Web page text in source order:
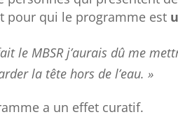
pour qui le programme est
le MBSR j’aurais dû me
la tête hors de l’eau. »
a un effet curatif.